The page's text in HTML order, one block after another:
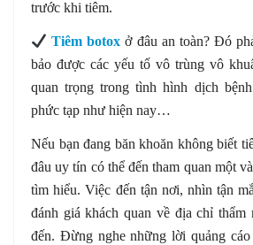
trước khi tiêm.
️Tiêm botox ở đâu an toàn? Đó
bảo được các yếu tố vô trùng vô
quan trọng trong tình hình dịch
phức tạp như hiện nay…
Nếu bạn đang băn khoăn không biết
đâu uy tín có thể đến tham quan một
tìm hiểu. Việc đến tận nơi, nhìn tận
đánh giá khách quan về địa chỉ
đến. Đừng nghe những lời quảng